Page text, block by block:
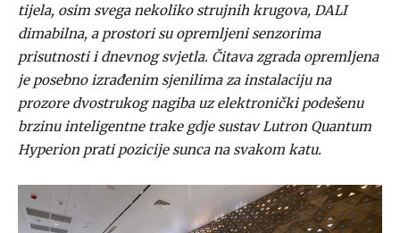
tijela, osim svega nekoliko strujnih krugova, DALI
dimabilna, a prostori su opremljeni senzorima
prisutnosti i dnevnog svjetla. Čitava zgrada opremljena
je posebno izrađenim sjenilima za instalaciju na
prozore dvostrukog nagiba uz elektronički podešenu
brzinu inteligentne trake gdje sustav Lutron Quantum
Hyperion prati pozicije sunca na svakom katu.